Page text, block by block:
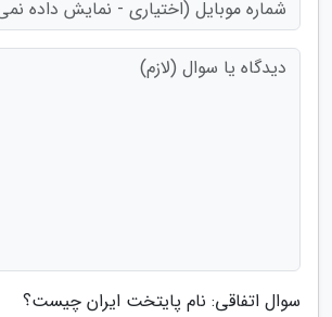
سوال اتفاقی: نام پایتخت ایران چیست؟